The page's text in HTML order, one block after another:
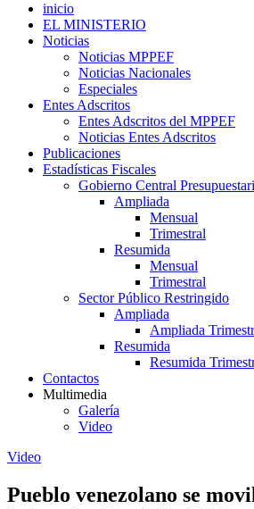
inicio
EL MINISTERIO
Noticias
Noticias MPPEF
Noticias Nacionales
Especiales
Entes Adscritos
Entes Adscritos del MPPEF
Noticias Entes Adscritos
Publicaciones
Estadísticas Fiscales
Gobierno Central
Ampliada
Mensual
Trimestral
Resumida
Mensual
Trimestral
Sector Público Restringido
Ampliada
Ampliada
Resumida
Resumida
Contactos
Multimedia
Galería
Video
Video
Pueblo venezolano se